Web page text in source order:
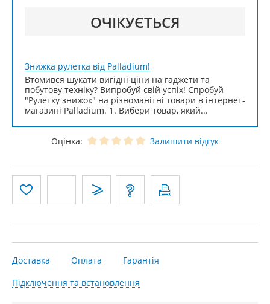
ОЧІКУЄТЬСЯ
Знижка рулетка від Palladium!
Втомився шукати вигідні ціни на гаджети та
побутову техніку? Випробуй свій успіх! Спробуй
"Рулетку знижок" на різноманітні товари в інтернет-
магазині Palladium. 1. Вибери товар, який...
Оцінка: Залишити відгук
Доставка Оплата
Гарантія
Підключення та встановлення